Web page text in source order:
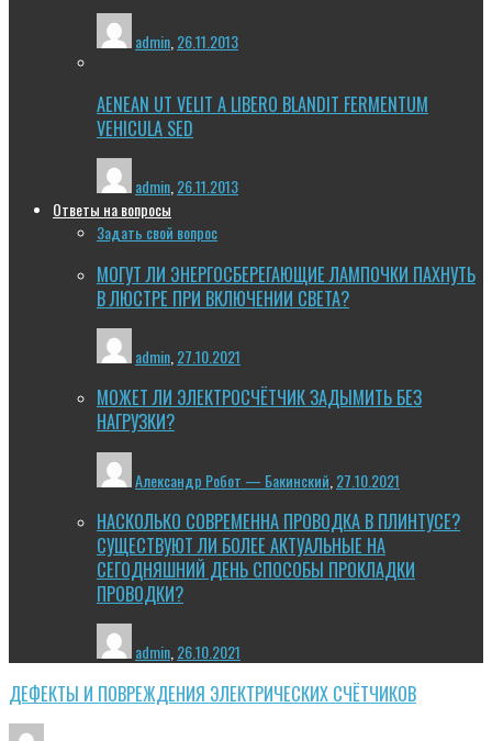
admin,26.11.2013
AENEAN UT VELIT A LIBERO BLANDIT FERMENTUM
VEHICULA SED
admin 26.11.2013
Ответы на вопросы
Задать свой вопрос
МОГУТ ЛИ ЭНЕРГОСБЕРЕГАЮЩИЕ ЛАМПОЧКИ ПАХНУТЬ
В ЛЮСТРЕ ПРИ ВКЛЮЧЕНИИ СВЕТА?
admin 27.10.2021
МОЖЕТ ЛИ ЭЛЕКТРОСЧЁТЧИК ЗАДЫМИТЬ БЕЗ
НАГРУЗКИ?
Александр Робот — Бакинский 27.10.2021
НАСКОЛЬКО СОВРЕМЕННА ПРОВОДКА В ПЛИНТУСЕ?
СУЩЕСТВУЮТ ЛИ БОЛЕЕ АКТУАЛЬНЫЕ НА
СЕГОДНЯШНИЙ ДЕНЬ СПОСОБЫ ПРОКЛАДКИ
ПРОВОДКИ?
admin,26.10.2021
ДЕФЕКТЫ И ПОВРЕЖДЕНИЯ ЭЛЕКТРИЧЕСКИХ СЧЁТЧИКОВ